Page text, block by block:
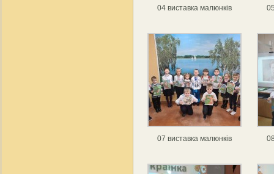
04 виставка малюнків
07 виставка малюнків